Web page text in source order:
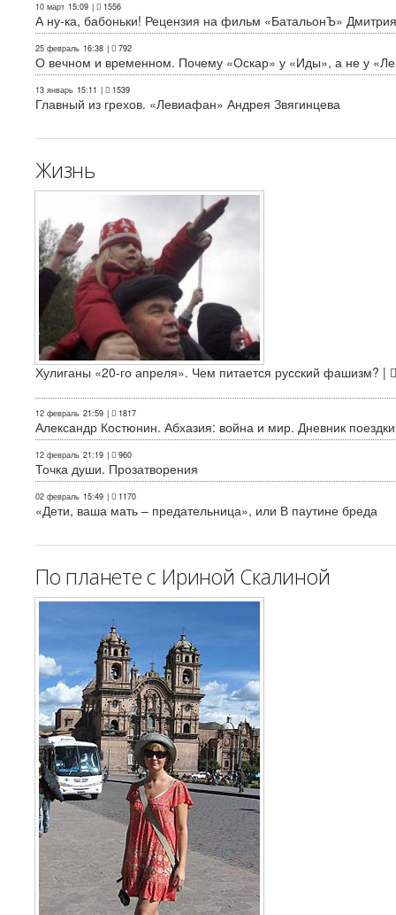
10 март 15:09 | 1556
А ну-ка, бабоньки! Рецензия на фильм «БатальонЪ»
25 февраль 16:38 | 792
О вечном и временном. Почему «Оскар» у «Иды», а не у
13 январь 15:11 | 1539
Главный из грехов. «Левиафан» Андрея Звягинцева
Жизнь
Хулиганы «20-го апреля». Чем питается русский фашизм? |
12 февраль 21:59 | 1817
Александр Костюнин. Абхазия: война и мир. Дневник поездки
12 февраль 21:19 | 960
Точка души. Прозатворения
02 февраль 15:49 | 1170
«Дети, ваша мать – предательница», или В паутине бреда
По планете с Ириной Скалиной